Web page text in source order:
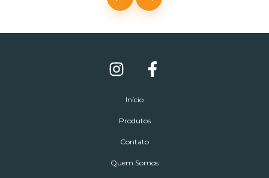
Início
Produtos
Contato
Quem Somos